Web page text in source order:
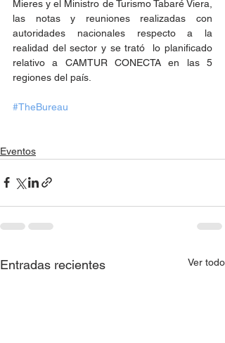
Mieres y el Ministro de Turismo Tabaré Viera,
las notas y reuniones realizadas con
autoridades nacionales respecto a la
realidad del sector y se trató  lo planificado
relativo a CAMTUR CONECTA en las 5
regiones del país.
#TheBureau
Eventos
Entradas recientes Ver todo